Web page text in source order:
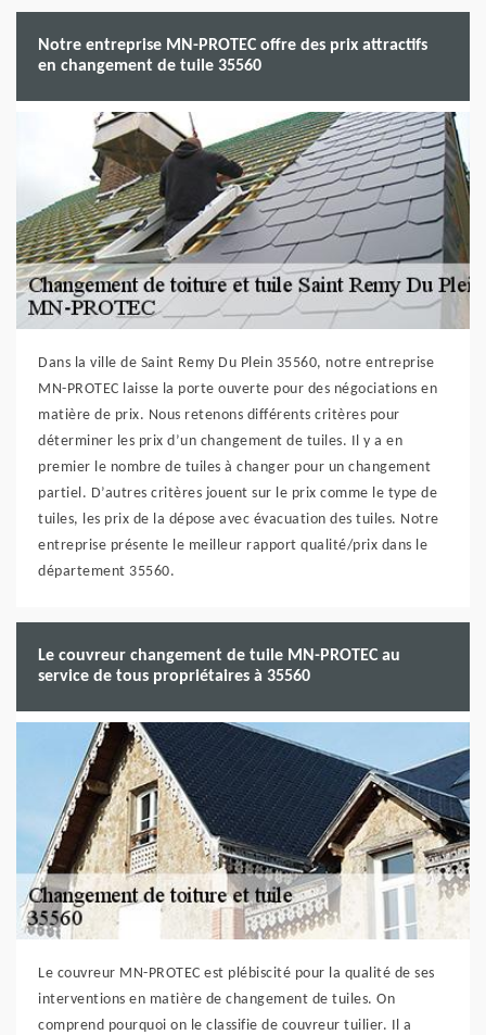
Notre entreprise MN-PROTEC offre des prix attractifs
en changement de tuile 35560
Dans la ville de Saint Remy Du Plein 35560, notre entreprise
MN-PROTEC laisse la porte ouverte pour des négociations en
matière de prix. Nous retenons différents critères pour
déterminer les prix d’un changement de tuiles. Il y a en
premier le nombre de tuiles à changer pour un changement
partiel. D’autres critères jouent sur le prix comme le type de
tuiles, les prix de la dépose avec évacuation des tuiles. Notre
entreprise présente le meilleur rapport qualité/prix dans le
département 35560.
Le couvreur changement de tuile MN-PROTEC au
service de tous propriétaires à 35560
Le couvreur MN-PROTEC est plébiscité pour la qualité de ses
interventions en matière de changement de tuiles. On
comprend pourquoi on le classifie de couvreur tuilier. Il a